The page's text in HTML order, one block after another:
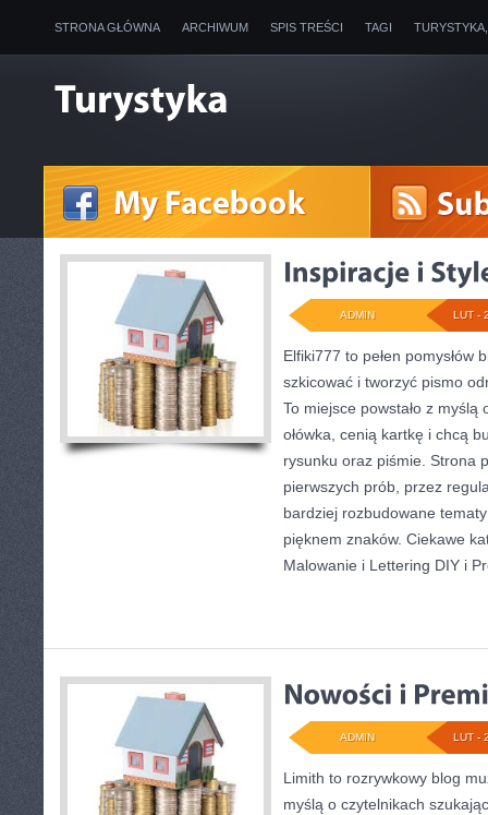
STRONA GŁÓWNA ARCHIWUM SPIS TREŚCI TAGI
LUT -
ADMIN
Elfiki777 to pełen pomysłów
szkicować i tworzyć pismo
To miejsce powstało z
ołówka, cenią kartkę i chcą
rysunku oraz piśmie. Strona
pierwszych prób, przez
bardziej rozbudowane
pięknem znaków. Ciekawe
Malowanie i Lettering DIY i
LUT -
ADMIN
Limith to rozrywkowy blog
myślą o czytelnikach